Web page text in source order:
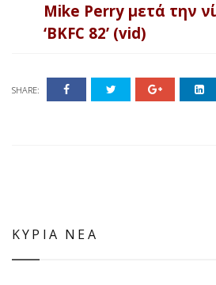
Mike Perry μετά την
‘BKFC 82’ (vid)
SHARE:
ΚΥΡΙΑ ΝΕΑ